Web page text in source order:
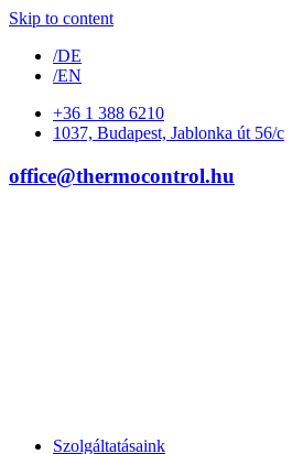
Skip to content
/DE
/EN
+36 1 388 6210
1037, Budapest, Jablonka út 56/c
office@thermocontrol.hu
Szolgáltatásaink